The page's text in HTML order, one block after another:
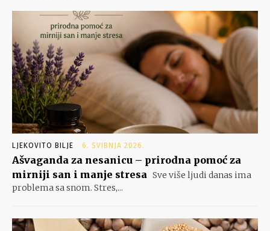
LJEKOVITO BILJE 6. SVIBNJA 2026.
Ašvaganda za nesanicu – prirodna pomoć za
mirniji san i manje stresa Sve više ljudi danas ima
problema sa snom. Stres,...